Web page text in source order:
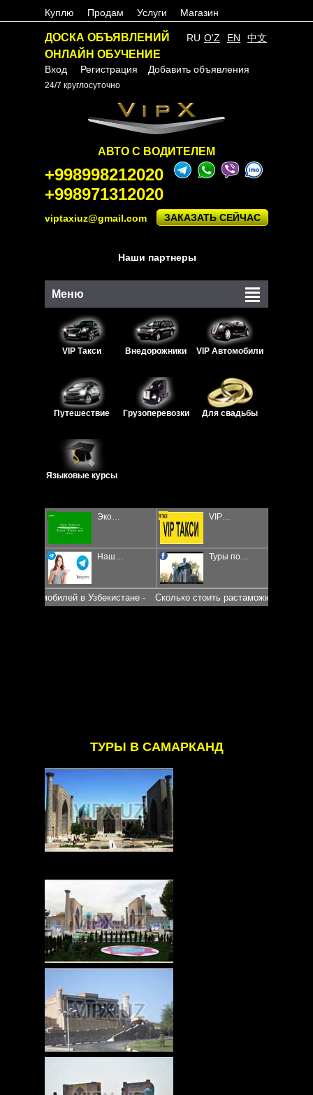
Куплю Продам Услуги Магазин
ДОСКА ОБЪЯВЛЕНИЙ
ОНЛАЙН ОБУЧЕНИЕ
Вход Регистрация Добавить объявления
АВТО С ВОДИТЕЛЕМ
Наши партнеры
RU O'Z EN 中文
24/7 круглосуточно
+998998212020
+998971312020
viptaxiuz@gmail.com ЗАКАЗАТЬ СЕЙЧАС
Меню
VIP Такси Внедорожники VIP Автомобили
Путешествие Грузоперевозки Для свадьбы
Языковые курсы
Эко… VIP…
Наш… Туры по…
автомобилей в Узбекистане - Сколько стоить растаможка
ТУРЫ В САМАРКАНД